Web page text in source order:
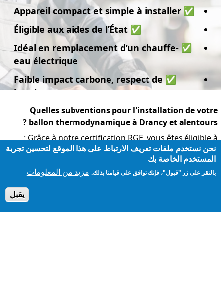
✅ Appareil
compactet simple à installer
✅
Éligible aux aides de l’État
✅
Idéal en remplacement d’un chauffe-
eau électrique
✅ Faible impact carbone, respect de
l’environnement
Quelles subventions pour l'installation de votre
ballon thermodynamique à Drancy et alentours ?
Grâce à notre certification RGE, vous êtes éligible à :
MaPrimeRénov’
CEE (Certificats d'Économie d'Énergie)
📍Nous vous assistons dans
toutes les démarches,
نحن نستخدم ملفات تعريف الارتباط على هذا الموقع لتحسين تجربة
المستخدم الخاصة بك
بالنقر على زر "قبول"، فإنك توافق على قيامنا بذلك. مزيد من المعلومات
يقبل